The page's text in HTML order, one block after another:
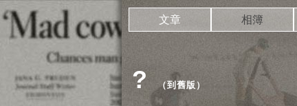
? （到舊版 ）
文章 相簿